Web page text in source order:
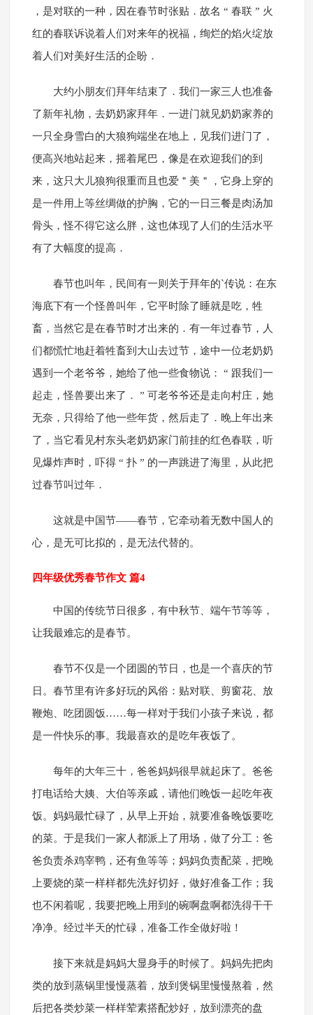
，是对联的一种，因在春节时张贴．故名 “ 春联 ” 火
红的春联诉说着人们对来年的祝福，绚烂的焰火绽放
着人们对美好生活的企盼．
大约小朋友们拜年结束了．我们一家三人也准备
了新年礼物，去奶奶家拜年．一进门就见奶奶家养的
一只全身雪白的大狼狗端坐在地上，见我们进门了，
便高兴地站起来，摇着尾巴，像是在欢迎我们的到
来，这只大儿狼狗很重而且也爱＂美＂，它身上穿的
是一件用上等丝绸做的护胸，它的一日三餐是肉汤加
骨头，怪不得它这么胖，这也体现了人们的生活水平
有了大幅度的提高．
春节也叫年，民间有一则关于拜年的`传说：在东
海底下有一个怪兽叫年，它平时除了睡就是吃，牲
畜，当然它是在春节时才出来的．有一年过春节，人
们都慌忙地赶着牲畜到大山去过节，途中一位老奶奶
遇到一个老爷爷，她给了他一些食物说： “ 跟我们一
起走，怪兽要出来了． ” 可老爷爷还是走向村庄，她
无奈，只得给了他一些年货，然后走了．晚上年出来
了，当它看见村东头老奶奶家门前挂的红色春联，听
见爆炸声时，吓得 “ 扑 ” 的一声跳进了海里，从此把
过春节叫过年．
这就是中国节——春节，它牵动着无数中国人的
心，是无可比拟的，是无法代替的。
四年级优秀春节作文 篇4
中国的传统节日很多，有中秋节、端午节等等，
让我最难忘的是春节。
春节不仅是一个团圆的节日，也是一个喜庆的节
日。春节里有许多好玩的风俗：贴对联、剪窗花、放
鞭炮、吃团圆饭……每一样对于我们小孩子来说，都
是一件快乐的事。我最喜欢的是吃年夜饭了。
每年的大年三十，爸爸妈妈很早就起床了。爸爸
打电话给大姨、大伯等亲戚，请他们晚饭一起吃年夜
饭。妈妈最忙碌了，从早上开始，就要准备晚饭要吃
的菜。于是我们一家人都派上了用场，做了分工：爸
爸负责杀鸡宰鸭，还有鱼等等；妈妈负责配菜，把晚
上要烧的菜一样样都先洗好切好，做好准备工作；我
也不闲着呢，我要把晚上用到的碗啊盘啊都洗得干干
净净。经过半天的忙碌，准备工作全做好啦！
接下来就是妈妈大显身手的时候了。妈妈先把肉
类的放到蒸锅里慢慢蒸着，放到煲锅里慢慢熬着，然
后把各类炒菜一样样荤素搭配炒好，放到漂亮的盘